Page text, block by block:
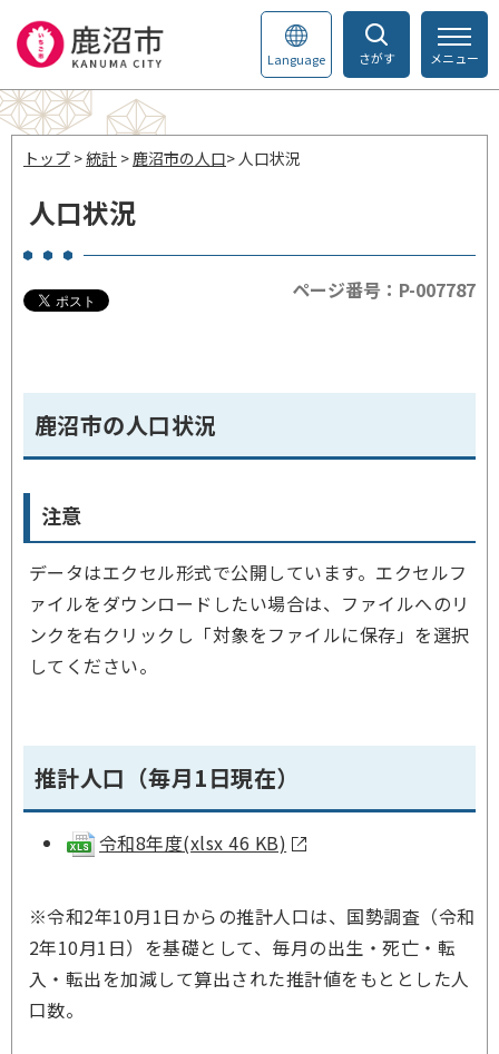
さがす
Language メニュー
トップ >統計 >鹿沼市の人口> 人口状況
人口状況
ページ番号：P-007787
鹿沼市の人口状況
注意
データはエクセル形式で公開しています。エクセルフ
ァイルをダウンロードしたい場合は、ファイルへのリ
ンクを右クリックし「対象をファイルに保存」を選択
してください。
推計人口（毎月1日現在）
令和8年度(xlsx 46 KB)
※令和2年10月1日からの推計人口は、国勢調査（令和
2年10月1日）を基礎として、毎月の出生・死亡・転
入・転出を加減して算出された推計値をもととした人
口数。